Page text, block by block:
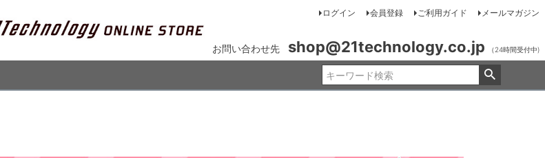
ログイン 会員登録 ご利用ガイド メールマガジン
お問い合わせ先 shop@21technology.co.jp （24時間受付中)